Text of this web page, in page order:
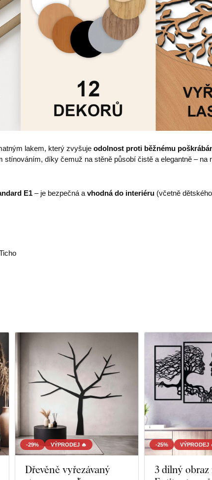
lakem, který zvyšuje odolnost proti běžnému
stínováním, díky čemuž na stěně působí čistě a elegantně – na
E1 – je bezpečná a vhodná do interiéru (včetně
-29% VÝPRODEJ 🔥
Dřevěně vyřezávaný
-25% VÝPRODEJ
3 dílný